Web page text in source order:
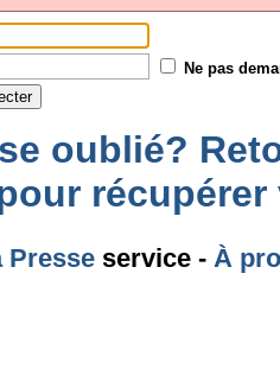
Ne pas
oublié?
Presse service - À